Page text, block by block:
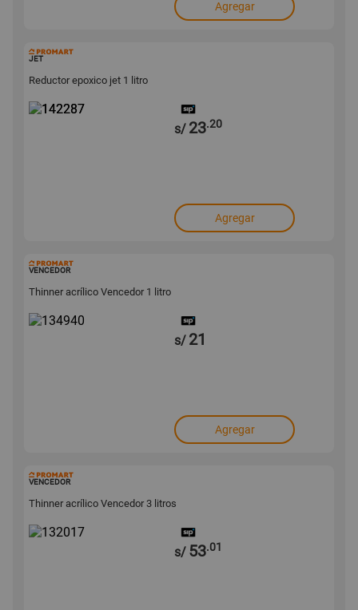
Agregar
JET
Reductor epoxico jet 1 litro
s/ 23.20
Agregar
VENCEDOR
Thinner acrílico Vencedor 1 litro
s/ 21
Agregar
VENCEDOR
Thinner acrílico Vencedor 3 litros
s/ 53.01